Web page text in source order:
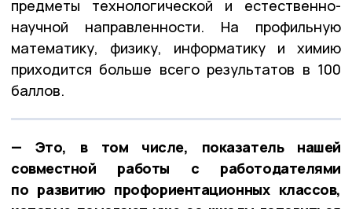
предметы технологической и естественно-
научной направленности. На профильную
математику, физику, информатику и химию
приходится больше всего результатов в 100
баллов.
— Это, в том числе, показатель нашей
совместной работы с работодателями
по развитию профориентационных классов,